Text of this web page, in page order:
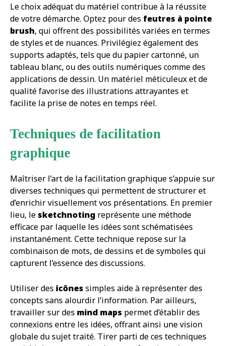
Le choix adéquat du matériel contribue à la réussite
de votre démarche. Optez pour des feutres à pointe
brush, qui offrent des possibilités variées en termes
de styles et de nuances. Privilégiez également des
supports adaptés, tels que du papier cartonné, un
tableau blanc, ou des outils numériques comme des
applications de dessin. Un matériel méticuleux et de
qualité favorise des illustrations attrayantes et
facilite la prise de notes en temps réel.
Techniques de facilitation
graphique
Maîtriser l’art de la facilitation graphique s’appuie sur
diverses techniques qui permettent de structurer et
d’enrichir visuellement vos présentations. En premier
lieu, le sketchnoting représente une méthode
efficace par laquelle les idées sont schématisées
instantanément. Cette technique repose sur la
combinaison de mots, de dessins et de symboles qui
capturent l’essence des discussions.
Utiliser des icônes simples aide à représenter des
concepts sans alourdir l’information. Par ailleurs,
travailler sur des mind maps permet d’établir des
connexions entre les idées, offrant ainsi une vision
globale du sujet traité. Tirer parti de ces techniques